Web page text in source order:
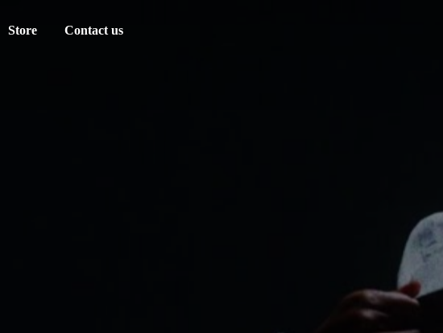
Store Contact us